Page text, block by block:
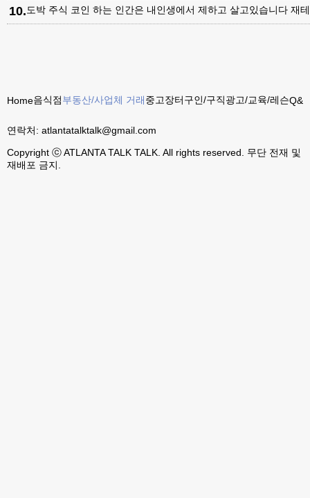
10.도박 주식 코인 하는 인간은 내인생에서 제하고 살고있습니다 재
Home음식점부동산/사업체 거래중고장터구인/구직광고/교육/레슨Q&A
연락처: atlantatalktalk@gmail.com
Copyright ⓒ ATLANTA TALK TALK. All rights reserved. 무단 전재 및
재배포 금지.